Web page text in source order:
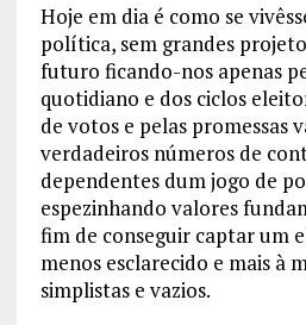
Hoje em dia é como se
política, sem grandes
futuro ficando-nos apenas
quotidiano e dos ciclos
de votos e pelas promessas
verdadeiros números de
dependentes dum jogo de
espezinhando valores
fim de conseguir captar um
menos esclarecido e mais à
simplistas e vazios.